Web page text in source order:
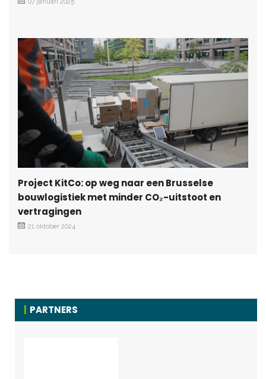
Project KitCo: op weg naar een Brusselse
bouwlogistiek met minder CO₂-uitstoot en
vertragingen
21 oktober 2024
PARTNERS